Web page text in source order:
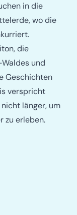
in die
wo die
die
und
Geschichten
verspricht
länger, um
zu erleben.